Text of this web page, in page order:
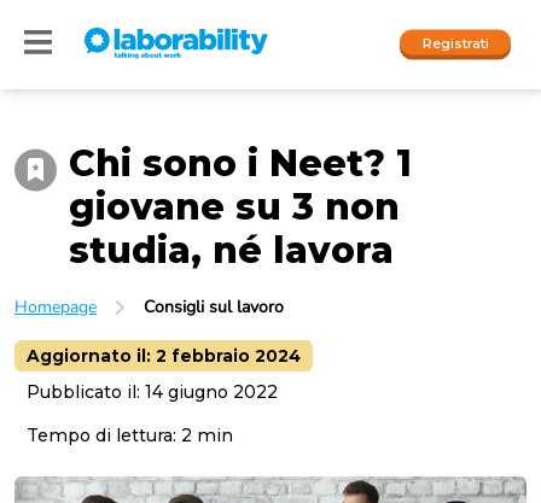
Registrati
I nostri social
Accedi
People
Company
Chi sono i Neet? 1
giovane su 3 non
studia, né lavora
Homepage Consigli sul lavoro
Aggiornato il: 2 febbraio 2024
Pubblicato il: 14 giugno 2022
Tempo di lettura: 2 min